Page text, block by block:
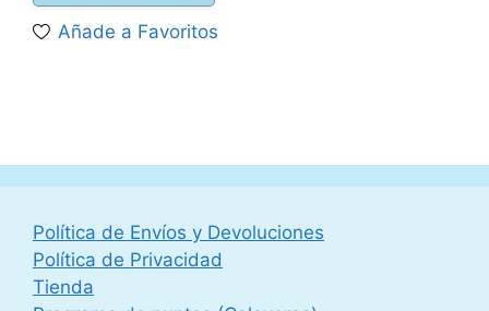
44,95 €.
es:
39,95 €.
Añade a Favoritos
Política de Envíos y Devoluciones
Política de Privacidad
Tienda